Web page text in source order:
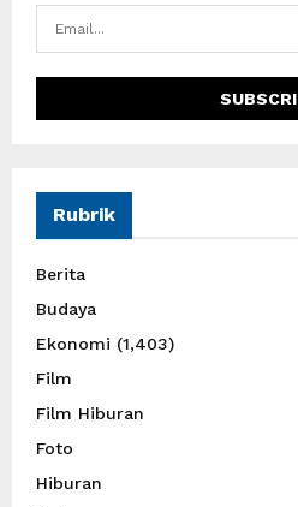
Rubrik
Berita
Budaya
Ekonomi (1,403)
Film
Film Hiburan
Foto
Hiburan